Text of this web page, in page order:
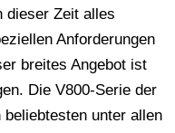
dieser Zeit alles
Anforderungen
breites Angebot ist
Die V800-Serie der
unter allen